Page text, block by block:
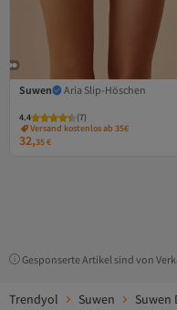
Suwen Aria Slip-Höschen
4.4 (7)
Versand kostenlos ab 35€
32,35€
Gesponserte Artikel sind von
Trendyol Suwen Suwen